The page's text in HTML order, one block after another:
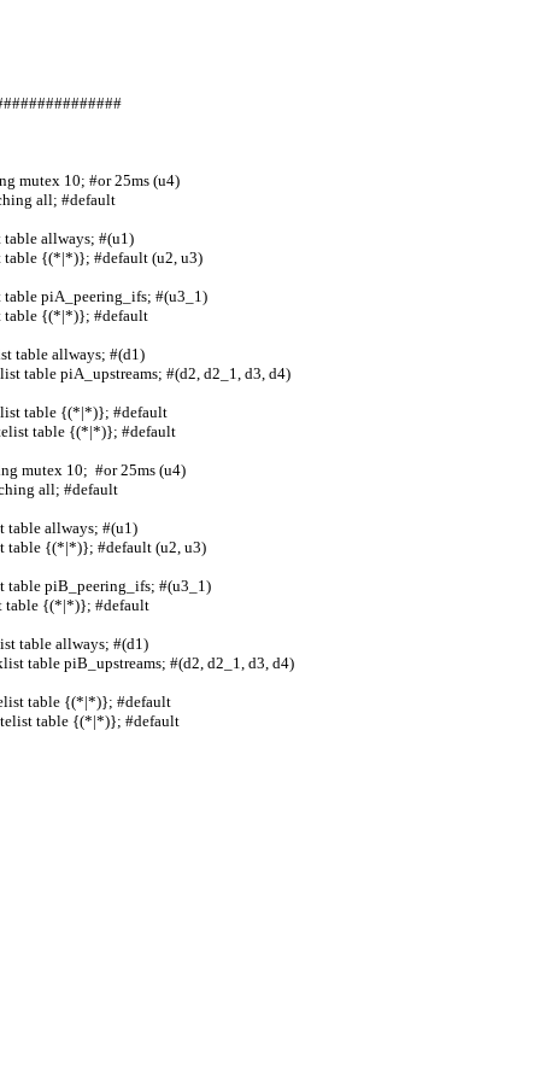
{
mutex 10; #or 25ms (u4)
all; #default
table allways; #(u1)
table {(*|*)}; #default (u2, u3)
table piA_peering_ifs; #(u3_1)
table {(*|*)}; #default
table allways; #(d1)
table piA_upstreams; #(d2, d2_1, d3, d4)
table {(*|*)}; #default
whitelist table {(*|*)}; #default
mutex 10;  #or 25ms (u4)
all; #default
table allways; #(u1)
table {(*|*)}; #default (u2, u3)
table piB_peering_ifs; #(u3_1)
table {(*|*)}; #default
table allways; #(d1)
table piB_upstreams; #(d2, d2_1, d3, d4)
table {(*|*)}; #default
whitelist table {(*|*)}; #default